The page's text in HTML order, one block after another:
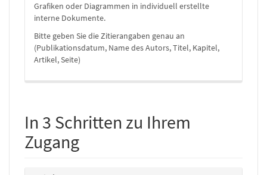
Grafiken oder Diagrammen in individuell erstellte
interne Dokumente.
Bitte geben Sie die Zitierangaben genau an
(Publikationsdatum, Name des Autors, Titel, Kapitel,
Artikel, Seite)
In 3 Schritten zu Ihrem
Zugang